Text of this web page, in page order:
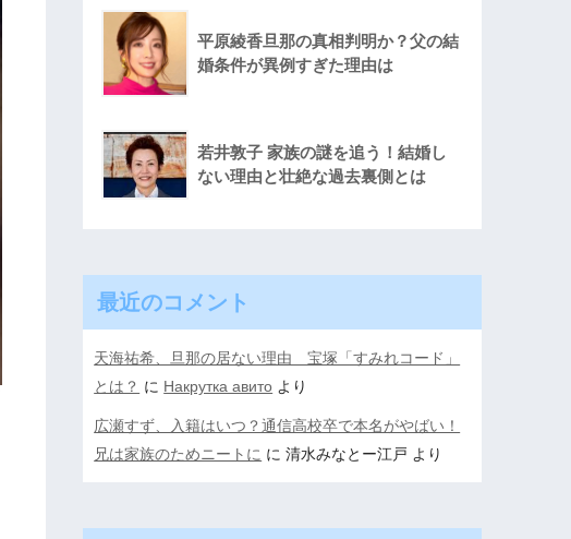
平原綾香旦那の真相判明か？父の結
婚条件が異例すぎた理由は
若井敦子 家族の謎を追う！結婚し
ない理由と壮絶な過去裏側とは
最近のコメント
天海祐希、旦那の居ない理由 宝塚「すみれコード」
とは？ に Накрутка авито より
広瀬すず、入籍はいつ？通信高校卒で本名がやばい！
兄は家族のためニートに に清水みなとー江戸 より